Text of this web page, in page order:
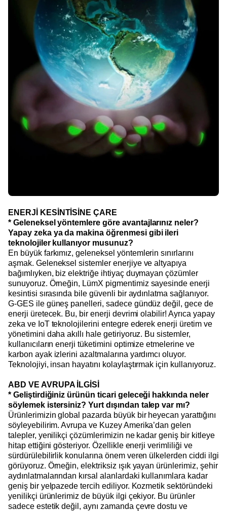
ENERJİ KESİNTİSİNE ÇARE
* Geleneksel yöntemlere göre avantajlarınız neler?
Yapay zeka ya da makina öğrenmesi gibi ileri
teknolojiler kullanıyor musunuz?
En büyük farkımız, geleneksel yöntemlerin sınırlarını
aşmak. Geleneksel sistemler enerjiye ve altyapıya
bağımlıyken, biz elektriğe ihtiyaç duymayan çözümler
sunuyoruz. Örneğin, LümX pigmentimiz sayesinde enerji
kesintisi sırasında bile güvenli bir aydınlatma sağlanıyor.
G-GES ile güneş panelleri, sadece gündüz değil, gece de
enerji üretecek. Bu, bir enerji devrimi olabilir! Ayrıca yapay
zeka ve IoT teknolojilerini entegre ederek enerji üretim ve
yönetimini daha akıllı hale getiriyoruz. Bu sistemler,
kullanıcıların enerji tüketimini optimize etmelerine ve
karbon ayak izlerini azaltmalarına yardımcı oluyor.
Teknolojiyi, insan hayatını kolaylaştırmak için kullanıyoruz.
ABD VE AVRUPA İLGİSİ
* Geliştirdiğiniz ürünün ticari geleceği hakkında neler
söylemek istersiniz? Yurt dışından talep var mı?
Ürünlerimizin global pazarda büyük bir heyecan yarattığını
söyleyebilirim. Avrupa ve Kuzey Amerika’dan gelen
talepler, yenilikçi çözümlerimizin ne kadar geniş bir kitleye
hitap ettiğini gösteriyor. Özellikle enerji verimliliği ve
sürdürülebilirlik konularına önem veren ülkelerden ciddi ilgi
görüyoruz. Örneğin, elektriksiz ışık yayan ürünlerimiz, şehir
aydınlatmalarından kırsal alanlardaki kullanımlara kadar
geniş bir yelpazede tercih ediliyor. Kozmetik sektöründeki
yenilikçi ürünlerimiz de büyük ilgi çekiyor. Bu ürünler
sadece estetik değil, aynı zamanda çevre dostu ve